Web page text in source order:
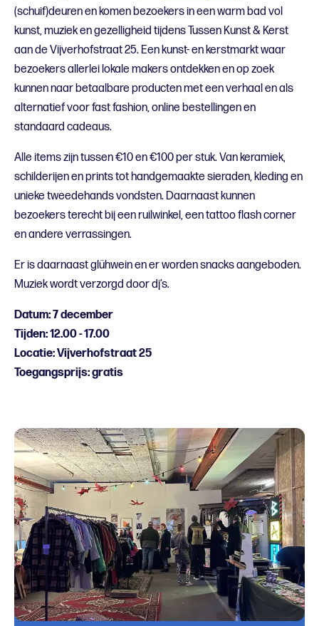
(schuif)deuren en komen bezoekers in een warm bad vol
kunst, muziek en gezelligheid tijdens Tussen Kunst & Kerst
aan de Vijverhofstraat 25. Een kunst- en kerstmarkt waar
bezoekers allerlei lokale makers ontdekken en op zoek
kunnen naar betaalbare producten met een verhaal en als
alternatief voor fast fashion, online bestellingen en
standaard cadeaus.
Alle items zijn tussen €10 en €100 per stuk. Van keramiek,
schilderijen en prints tot handgemaakte sieraden, kleding en
unieke tweedehands vondsten. Daarnaast kunnen
bezoekers terecht bij een ruilwinkel, een tattoo flash corner
en andere verrassingen.
Er is daarnaast glühwein en er worden snacks aangeboden.
Muziek wordt verzorgd door dj’s.
Datum: 7 december
Tijden: 12.00 - 17.00
Locatie: Vijverhofstraat 25
Toegangsprijs: gratis